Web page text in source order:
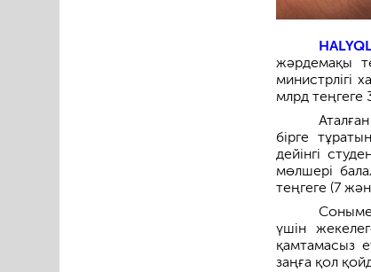
жәрдемақы
министрлігі
млрд теңгеге
бірге
дейінгі
мөлшері
теңгеге (7
үшін
қамтамасыз
заңға қол